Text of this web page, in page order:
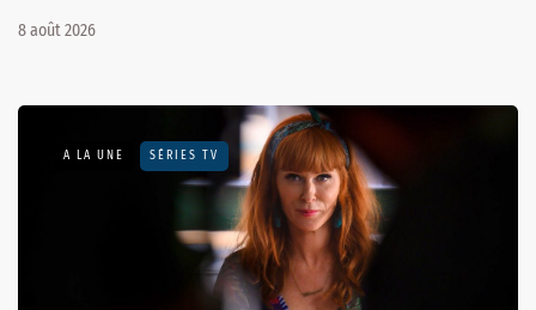
8 août 2026
A LA UNE SÉRIES TV